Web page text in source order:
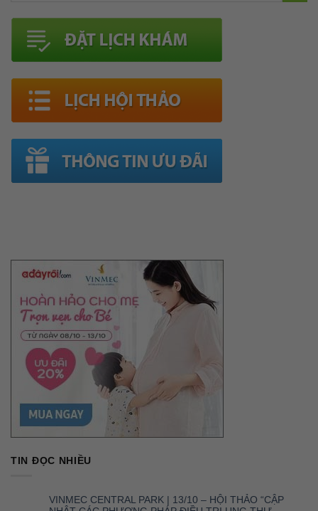
TIN ĐỌC NHIỀU
VINMEC CENTRAL PARK | 13/10 – HỘI THẢO “CẬP